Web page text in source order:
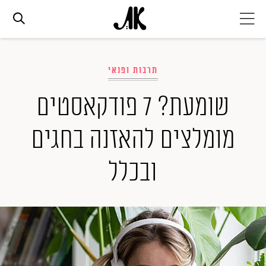
אופנה
ביוטי
סלבס
ערוצים נוספים
המגזין
תרבות ופנאי
שומעת? 7 פודקאסטים
מומלצים להאזנה בחגים
ובכלל